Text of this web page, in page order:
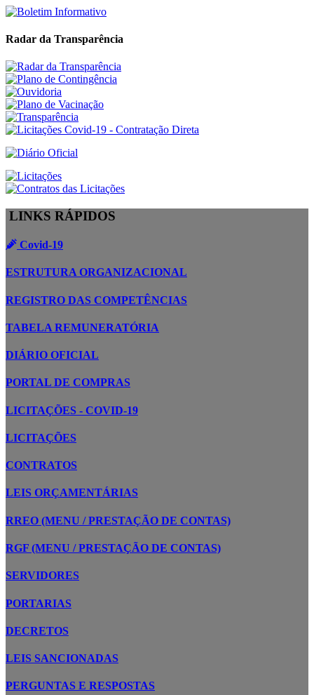
Radar da Transparência
LINKS RÁPIDOS
Covid-19
ESTRUTURA ORGANIZACIONAL
REGISTRO DAS COMPETÊNCIAS
TABELA REMUNERATÓRIA
DIÁRIO OFICIAL
PORTAL DE COMPRAS
LICITAÇÕES - COVID-19
LICITAÇÕES
CONTRATOS
LEIS ORÇAMENTÁRIAS
RREO (MENU / PRESTAÇÃO DE CONTAS)
RGF (MENU / PRESTAÇÃO DE CONTAS)
SERVIDORES
PORTARIAS
DECRETOS
LEIS SANCIONADAS
PERGUNTAS E RESPOSTAS